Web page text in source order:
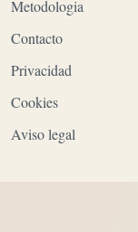
Metodologia
Contacto
Privacidad
Cookies
Aviso legal